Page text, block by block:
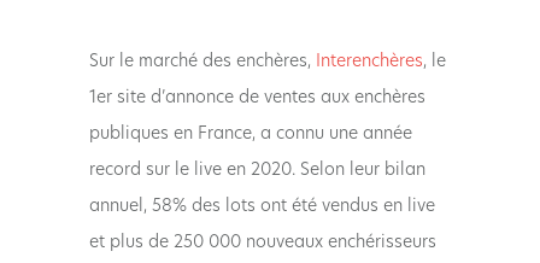
Sur le marché des enchères, Interenchères, le
1er site d’annonce de ventes aux enchères
publiques en France, a connu une année
record sur le live en 2020. Selon leur bilan
annuel, 58% des lots ont été vendus en live
et plus de 250 000 nouveaux enchérisseurs